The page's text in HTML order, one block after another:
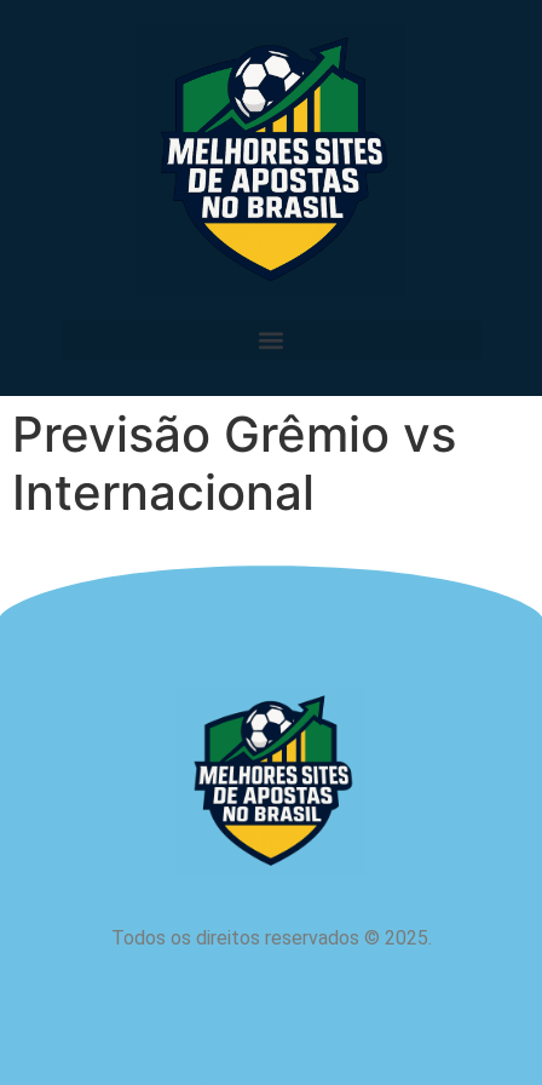
Previsão Grêmio vs
Internacional
Todos os direitos reservados © 2025.